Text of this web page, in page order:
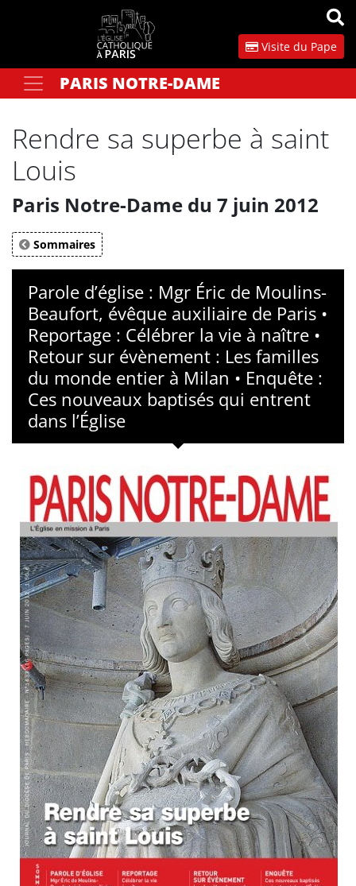
Visite du Pape
Votre recherchePARIS NOTRE-DAME
Rendre sa superbe à saint
Louis
Paris Notre-Dame du 7 juin 2012
Sommaires
Parole d’église : Mgr Éric de Moulins-
Beaufort, évêque auxiliaire de Paris •
Reportage : Célébrer la vie à naître •
Retour sur évènement : Les familles
du monde entier à Milan • Enquête :
Ces nouveaux baptisés qui entrent
dans l’Église
Panneau de gestion des cookies